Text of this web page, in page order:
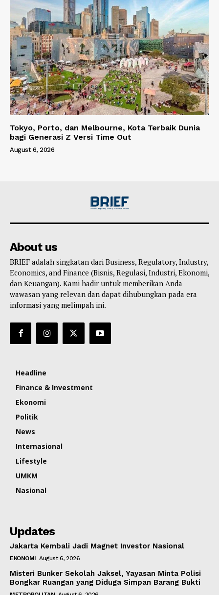
Tokyo, Porto, dan Melbourne, Kota Terbaik Dunia
bagi Generasi Z Versi Time Out
August 6, 2026
About us
BRIEF adalah singkatan dari Business, Regulatory, Industry,
Economics, and Finance (Bisnis, Regulasi, Industri, Ekonomi,
dan Keuangan). Kami hadir untuk memberikan Anda
wawasan yang relevan dan dapat dihubungkan pada era
informasi yang melimpah ini.
Headline
Finance & Investment
Ekonomi
Politik
News
Internasional
Lifestyle
UMKM
Nasional
Updates
Jakarta Kembali Jadi Magnet Investor Nasional
EKONOMI August 6, 2026
Misteri Bunker Sekolah Jaksel, Yayasan Minta Polisi
Bongkar Ruangan yang Diduga Simpan Barang Bukti